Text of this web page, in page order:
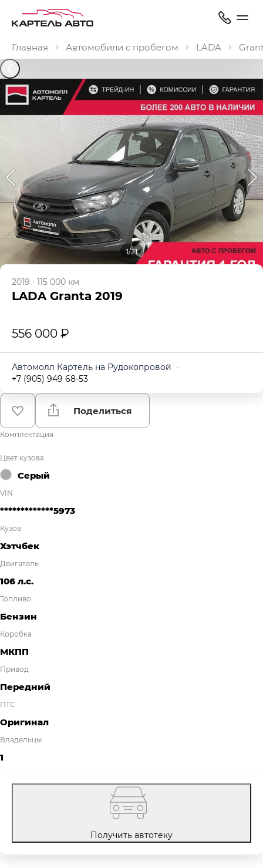
Главная Автомобили с пробегом LADA
1/21
2019 · 115 000 км
LADA Granta 2019
556 000 ₽
Автомолл Картель на Рудокопровой ·
+7 (905) 949 68-53
Поделиться
Комплектация
Цвет кузова
Серый
VIN
*************5973
Кузов
Хэтчбек
Двигатель
106 л.с.
Топливо
Бензин
Коробка
МКПП
Привод
Передний
ПТС
Оригинал
Владельцы
1
Получить автотеку